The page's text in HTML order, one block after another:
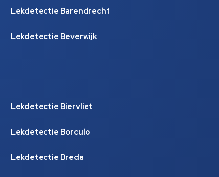
Lekdetectie Barendrecht
Lekdetectie Beverwijk
Lekdetectie Biervliet
Lekdetectie Borculo
Lekdetectie Breda